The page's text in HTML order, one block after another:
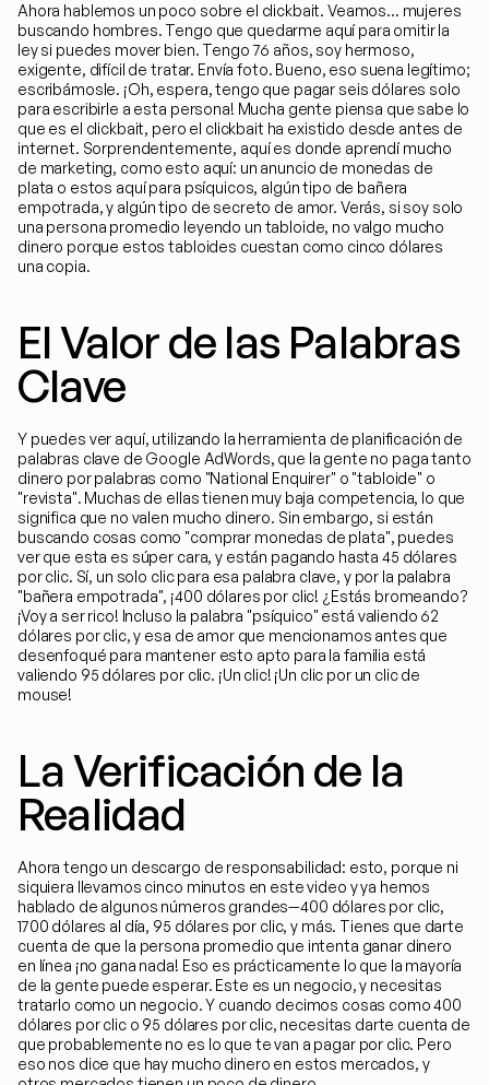
Ahora hablemos un poco sobre el clickbait. Veamos... mujeres
buscando hombres. Tengo que quedarme aquí para omitir la
ley si puedes mover bien. Tengo 76 años, soy hermoso,
exigente, difícil de tratar. Envía foto. Bueno, eso suena legítimo;
escribámosle. ¡Oh, espera, tengo que pagar seis dólares solo
para escribirle a esta persona! Mucha gente piensa que sabe lo
que es el clickbait, pero el clickbait ha existido desde antes de
internet. Sorprendentemente, aquí es donde aprendí mucho
de marketing, como esto aquí: un anuncio de monedas de
plata o estos aquí para psíquicos, algún tipo de bañera
empotrada, y algún tipo de secreto de amor. Verás, si soy solo
una persona promedio leyendo un tabloide, no valgo mucho
dinero porque estos tabloides cuestan como cinco dólares
una copia.
El Valor de las Palabras
Clave
Y puedes ver aquí, utilizando la herramienta de planificación de
palabras clave de Google AdWords, que la gente no paga tanto
dinero por palabras como "National Enquirer" o "tabloide" o
"revista". Muchas de ellas tienen muy baja competencia, lo que
significa que no valen mucho dinero. Sin embargo, si están
buscando cosas como "comprar monedas de plata", puedes
ver que esta es súper cara, y están pagando hasta 45 dólares
por clic. Sí, un solo clic para esa palabra clave, y por la palabra
"bañera empotrada", ¡400 dólares por clic! ¿Estás bromeando?
¡Voy a ser rico! Incluso la palabra "psíquico" está valiendo 62
dólares por clic, y esa de amor que mencionamos antes que
desenfoqué para mantener esto apto para la familia está
valiendo 95 dólares por clic. ¡Un clic! ¡Un clic por un clic de
mouse!
La Verificación de la
Realidad
Ahora tengo un descargo de responsabilidad: esto, porque ni
siquiera llevamos cinco minutos en este video y ya hemos
hablado de algunos números grandes—400 dólares por clic,
1700 dólares al día, 95 dólares por clic, y más. Tienes que darte
cuenta de que la persona promedio que intenta ganar dinero
en línea ¡no gana nada! Eso es prácticamente lo que la mayoría
de la gente puede esperar. Este es un negocio, y necesitas
tratarlo como un negocio. Y cuando decimos cosas como 400
dólares por clic o 95 dólares por clic, necesitas darte cuenta de
que probablemente no es lo que te van a pagar por clic. Pero
eso nos dice que hay mucho dinero en estos mercados, y